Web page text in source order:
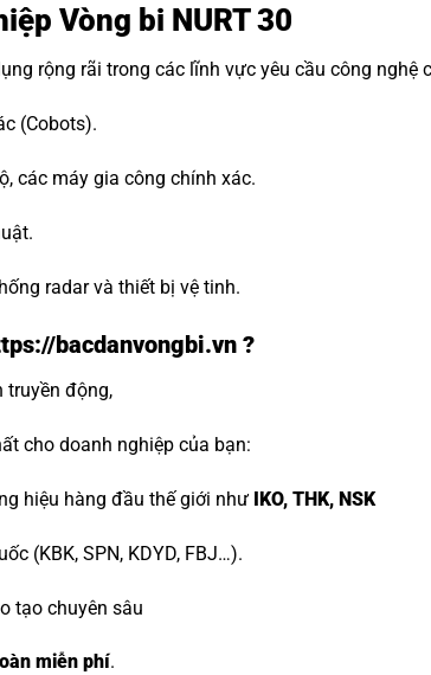
Vòng bi NURT 30
rộng rãi trong các lĩnh vực yêu cầu công nghệ
(Cobots).
các máy gia công chính xác.
radar và thiết bị vệ tinh.
bacdanvongbi.vn ?
truyền động,
cho doanh nghiệp của bạn:
hiệu hàng đầu thế giới như IKO, THK, NSK
(KBK, SPN, KDYD, FBJ…).
tạo chuyên sâu
miễn phí.